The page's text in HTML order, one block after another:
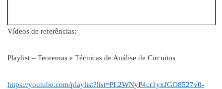
Vídeos de referências:
Playlist – Teoremas e Técnicas de Análise de Circuitos
https://youtube.com/playlist?list=PL2WNyP4cr1yxJGO8527v0-